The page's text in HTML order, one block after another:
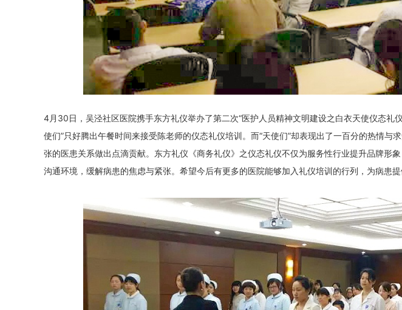
4月30日，吴泾社区医院携手东方礼仪举办了第二次“医护人员精神文明建设之白衣天使仪态礼
使们”只好腾出午餐时间来接受陈老师的仪态礼仪培训。而“天使们”却表现出了一百分的热情与
张的医患关系做出点滴贡献。东方礼仪《商务礼仪》之仪态礼仪不仅为服务性行业提升品牌形
沟通环境，缓解病患的焦虑与紧张。希望今后有更多的医院能够加入礼仪培训的行列，为病患提